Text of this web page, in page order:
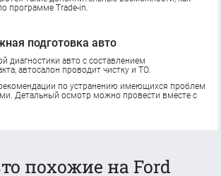
программе Trade-in.
подготовка авто
диагностики авто с составлением
автосалон проводит чистку и ТО.
по устранению имеющихся проблем
Детальный осмотр можно провести вместе с
похожие на Ford